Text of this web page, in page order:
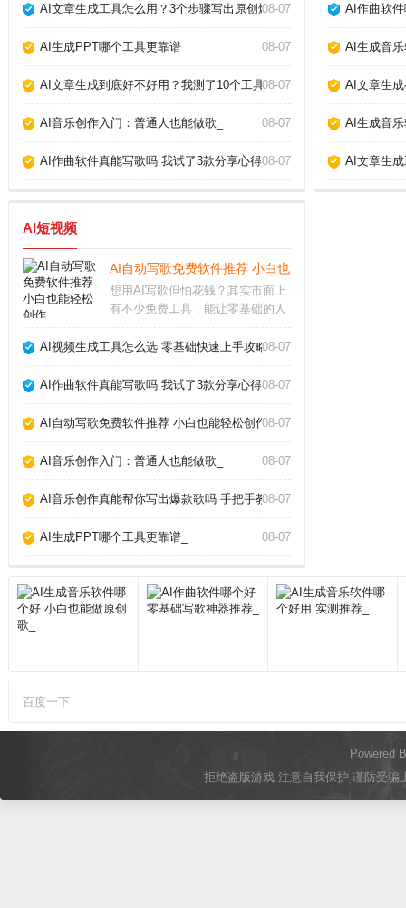
能大幅提升写作效率。关键在于理
AI文章生成工具怎么用？3个步骤写出原创爆款_
08-07
AI生成PPT哪个工具更靠谱_ 08-07
AI文章生成到底好不好用？我测了10个工具告诉你真相_
08-07
AI音乐创作入门：普通人也能做歌_ 08-07
AI作曲软件真能写歌吗 我试了3款分享心得_08-07
AI作曲软
AI生成音
AI文章生
AI生成音
AI文章生
AI短视频
AI自动写歌免费软件推荐 小白也能轻松创作_
想用AI写歌但怕花钱？其实市面上
有不少免费工具，能让零基础的人
实际使用体验出发，聊聊几款真正
绕过那些华而不实的坑。免费AI写
AI视频生成工具怎么选 零基础快速上手攻略_08-07
AI作曲软件真能写歌吗 我试了3款分享心得_08-07
AI自动写歌免费软件推荐 小白也能轻松创作_08-07
AI音乐创作入门：普通人也能做歌_ 08-07
AI音乐创作真能帮你写出爆款歌吗 手把手教你玩转AI作歌_
08-07
AI生成PPT哪个工具更靠谱_ 08-07
百度一下
Powered
拒绝盗版游戏 注意自我保护 谨防受